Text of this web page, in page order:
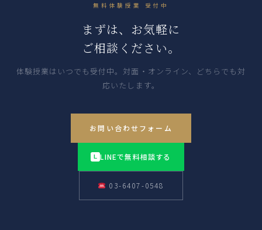
無料体験授業 受付中
まずは、お気軽に
ご相談ください。
体験授業はいつでも受付中。対面・オンライン、どちらでも対
応いたします。
お問い合わせフォーム
L LINEで無料相談する
03-6407-0548